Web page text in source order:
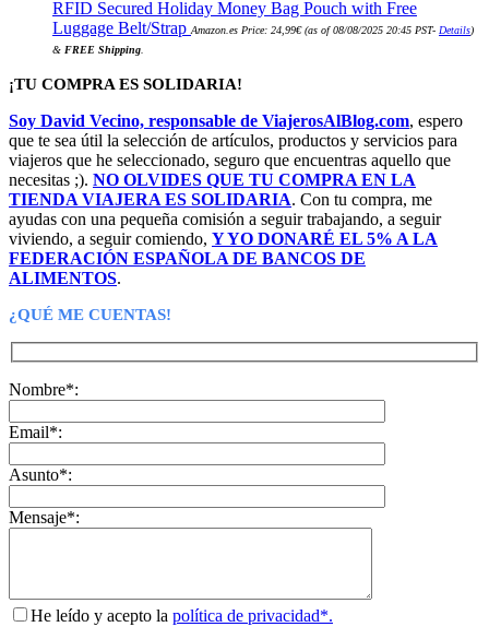
RFID Secured Holiday Money Bag Pouch with Free
Luggage Belt/Strap Amazon.es Price: 24,99€(as of 08/08/2025 20:45 PST- Details)
& FREE Shipping
¡TU COMPRA ES SOLIDARIA!
Soy David Vecino, responsable de ViajerosAlBlog.com, espero
que te sea útil la selección de artículos, productos y servicios para
viajeros que he seleccionado, seguro que encuentras aquello que
necesitas ;). NO OLVIDES QUE TU COMPRA EN LA
TIENDA VIAJERA ES SOLIDARIA. Con tu compra, me
ayudas con una pequeña comisión a seguir trabajando, a seguir
viviendo, a seguir comiendo, Y YO DONARÉ EL 5% A LA
FEDERACIÓN ESPAÑOLA DE BANCOS DE
ALIMENTOS.
¿QUÉ ME CUENTAS!
Nombre*:
Email*:
Asunto*:
Mensaje*:
He leído y acepto la política de privacidad*.